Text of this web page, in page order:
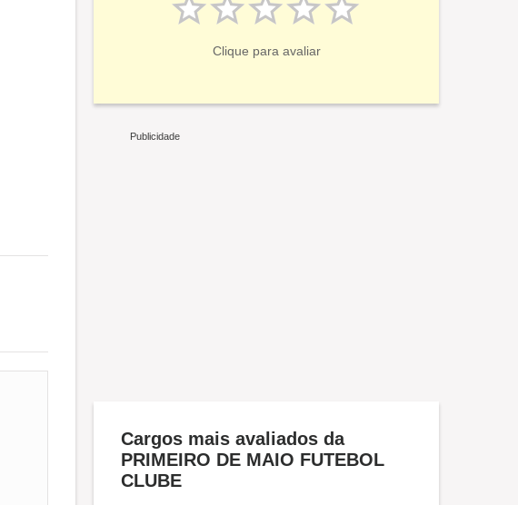
Clique para avaliar
Cargos mais avaliados da
PRIMEIRO DE MAIO FUTEBOL
CLUBE